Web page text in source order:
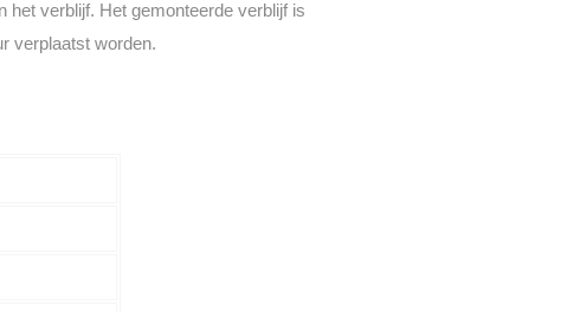
het verblijf. Het gemonteerde verblijf is
verplaatst worden.